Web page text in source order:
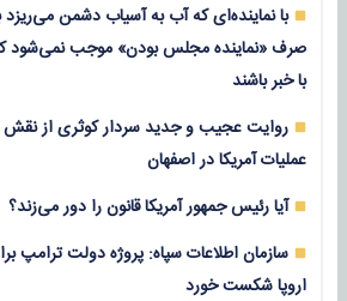
با نماینده‌ای که آب به آسیاب دشمن
صرف «نماینده مجلس بودن» موجب نمی‌شود
با خبر باشند
روایت عجیب و جدید سردار کوثری از نقش
عملیات آمریکا در اصفهان
آیا رئیس جمهور آمریکا قانون را دور می‌زند؟
سازمان اطلاعات سپاه: پروژه دولت ترامپ
اروپا شکست خورد